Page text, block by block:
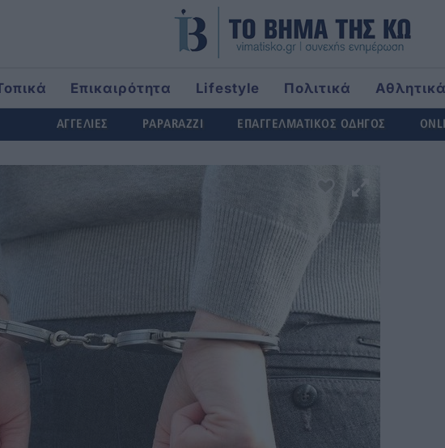
Επικαιρότητα Lifestyle Πολιτικά
Αθλητικά
Around The World
ΑΓΓΕΛΙΕΣ PAPARAZZI ΕΠΑΓΓΕΛΜΑΤΙΚΟΣ ΟΔΗΓΟΣ